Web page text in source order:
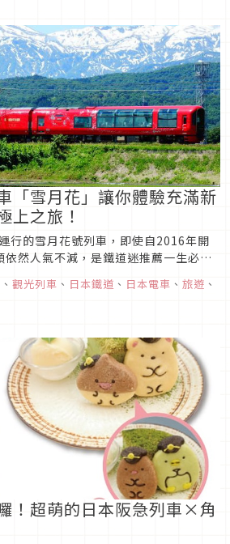
「雪月花」讓你體驗充滿新
上之旅！
行的雪月花號列車，即使自2016年開
然人氣不減，是鐵道迷推薦一生必搭
，因此有日本最美景觀列車的稱號。搭
賞美麗的風景之外，還能享用使用新潟
、 觀光列車 、 日本鐵道 、 日本電車 、 旅遊 、
！超萌的日本阪急列車×角